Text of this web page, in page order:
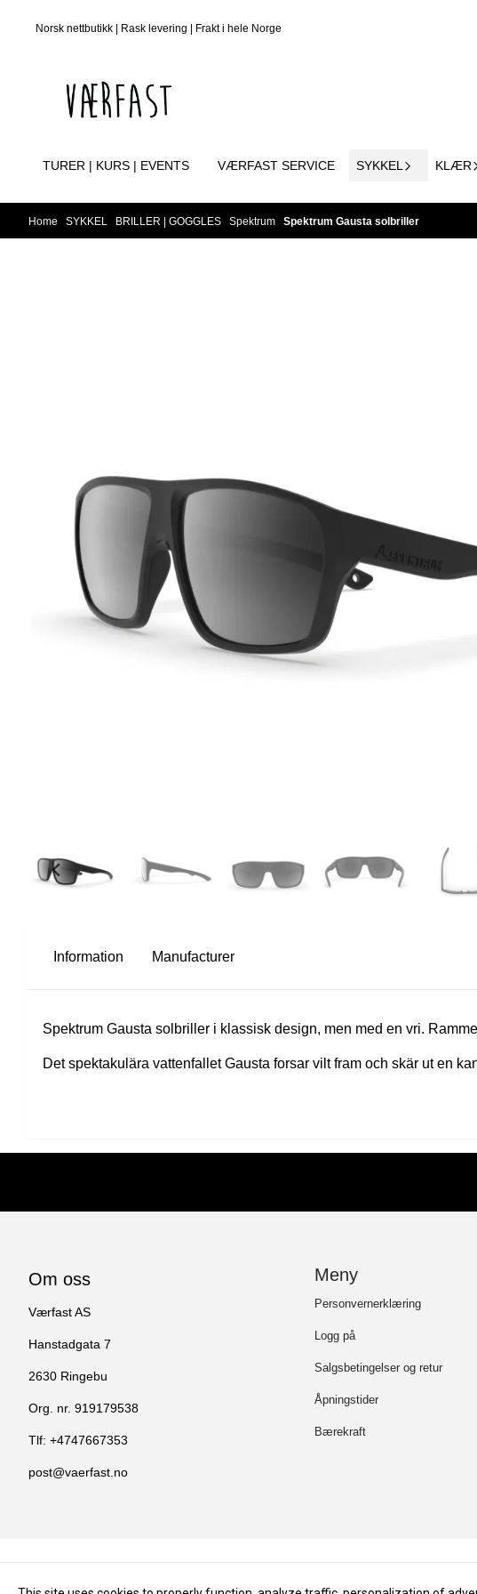
Norsk nettbutikk | Rask levering | Frakt i hele Norge
TURER | KURS | EVENTS VÆRFAST SERVICE SYKKEL KLÆR
Home SYKKEL BRILLER | GOGGLES Spektrum Spektrum Gausta solbriller
Information Manufacturer
Spektrum Gausta solbriller i klassisk design, men med en vri.
Det spektakulära vattenfallet Gausta forsar vilt fram och skär ut en
Om oss
Værfast AS
Hanstadgata 7
2630 Ringebu
Org. nr. 919179538
Tlf: +4747667353
post@vaerfast.no
Meny
Personvernerklæring
Logg på
Salgsbetingelser og retur
Åpningstider
Bærekraft